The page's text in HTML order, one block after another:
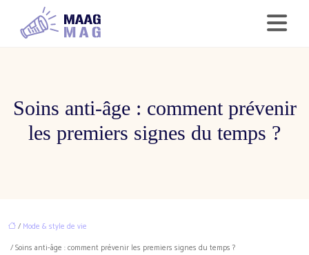
Soins anti-âge : comment prévenir
les premiers signes du temps ?
/ Mode & style de vie
/ Soins anti-âge : comment prévenir les premiers signes du temps ?